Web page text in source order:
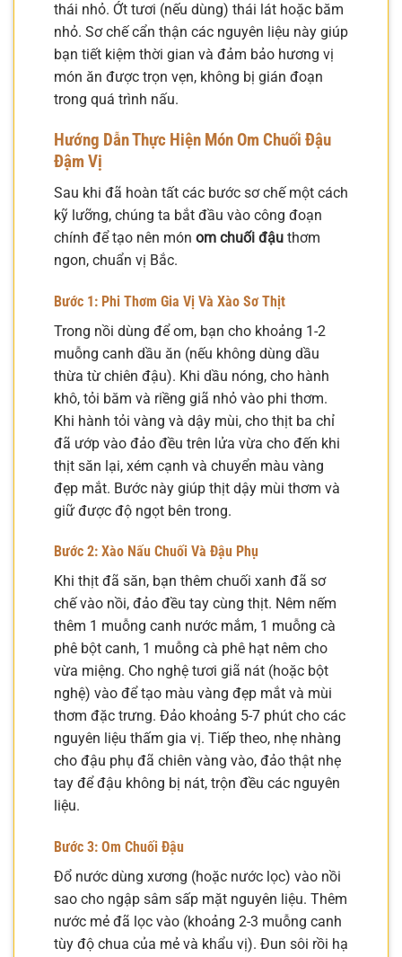
thái nhỏ. Ớt tươi (nếu dùng) thái lát hoặc băm
nhỏ. Sơ chế cẩn thận các nguyên liệu này giúp
bạn tiết kiệm thời gian và đảm bảo hương vị
món ăn được trọn vẹn, không bị gián đoạn
trong quá trình nấu.
Hướng Dẫn Thực Hiện Món Om Chuối Đậu
Đậm Vị
Sau khi đã hoàn tất các bước sơ chế một cách
kỹ lưỡng, chúng ta bắt đầu vào công đoạn
chính để tạo nên món om chuối đậu thơm
ngon, chuẩn vị Bắc.
Bước 1: Phi Thơm Gia Vị Và Xào Sơ Thịt
Trong nồi dùng để om, bạn cho khoảng 1-2
muỗng canh dầu ăn (nếu không dùng dầu
thừa từ chiên đậu). Khi dầu nóng, cho hành
khô, tỏi băm và riềng giã nhỏ vào phi thơm.
Khi hành tỏi vàng và dậy mùi, cho thịt ba chỉ
đã ướp vào đảo đều trên lửa vừa cho đến khi
thịt săn lại, xém cạnh và chuyển màu vàng
đẹp mắt. Bước này giúp thịt dậy mùi thơm và
giữ được độ ngọt bên trong.
Bước 2: Xào Nấu Chuối Và Đậu Phụ
Khi thịt đã săn, bạn thêm chuối xanh đã sơ
chế vào nồi, đảo đều tay cùng thịt. Nêm nếm
thêm 1 muỗng canh nước mắm, 1 muỗng cà
phê bột canh, 1 muỗng cà phê hạt nêm cho
vừa miệng. Cho nghệ tươi giã nát (hoặc bột
nghệ) vào để tạo màu vàng đẹp mắt và mùi
thơm đặc trưng. Đảo khoảng 5-7 phút cho các
nguyên liệu thấm gia vị. Tiếp theo, nhẹ nhàng
cho đậu phụ đã chiên vàng vào, đảo thật nhẹ
tay để đậu không bị nát, trộn đều các nguyên
liệu.
Bước 3: Om Chuối Đậu
Đổ nước dùng xương (hoặc nước lọc) vào nồi
sao cho ngập sâm sấp mặt nguyên liệu. Thêm
nước mẻ đã lọc vào (khoảng 2-3 muỗng canh
tùy độ chua của mẻ và khẩu vị). Đun sôi rồi hạ